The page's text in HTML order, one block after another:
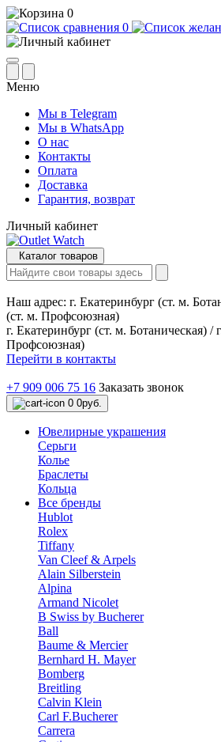
0
0
Меню
Мы в Telegram
Мы в WhatsApp
О нас
Контакты
Оплата
Доставка
Гарантия, возврат
Личный кабинет
Каталог товаров
Наш адрес: г. Екатеринбург (ст. м.
(ст. м. Профсоюзная)
г. Екатеринбург (ст. м. Ботаническая) /
Профсоюзная)
Перейти в контакты
+7 909 006 75 16 Заказать звонок
0 0руб.
Ювелирные украшения
Серьги
Колье
Браслеты
Кольца
Все бренды
Hublot
Rolex
Tiffany
Van Cleef & Arpels
Alain Silberstein
Alpina
Armand Nicolet
B Swiss by Bucherer
Ball
Baume & Mercier
Bernhard H. Mayer
Bomberg
Breitling
Calvin Klein
Carl F.Bucherer
Carrera